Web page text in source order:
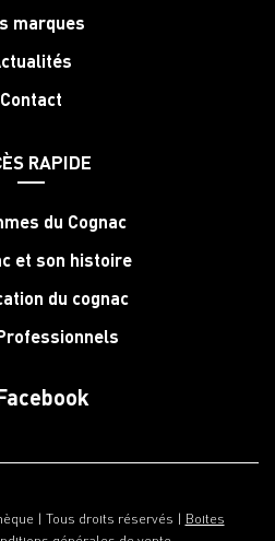
marques
Contact
RAPIDE
du Cognac
et son histoire
du cognac
| Tous droits réservés | Boites